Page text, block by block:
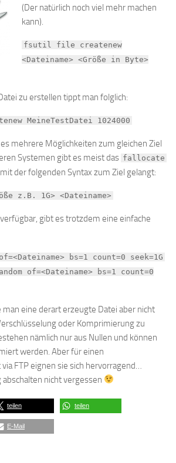
(Der natürlich noch viel mehr machen
kann).
fsutil file createnew
<Dateiname> <Größe in Byte>
zu erstellen tippt man folglich:
MeineTestDatei 1024000
mehrere Möglichkeiten zum gleichen Ziel
Systemen gibt es meist das fallocate
der folgenden Syntax zum Ziel gelangt:
z.B. 1G> <Dateiname>
gibt es trotzdem eine einfache
bs=1 count=0 seek=1G
of=<Dateiname> bs=1 count=0
eine derart erzeugte Datei aber nicht
oder Komprimierung zu
nämlich nur aus Nullen und können
werden. Aber für einen
FTP eignen sie sich hervorragend…
nicht vergessen
teilen teilen
E-Mail